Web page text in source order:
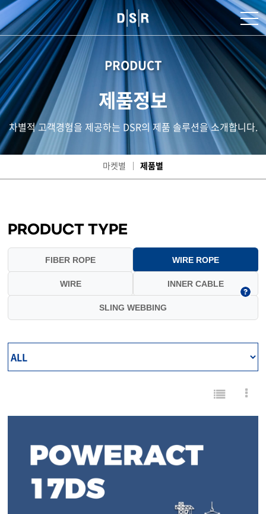
PRODUCT
제품정보
차별적 고객경험을 제공하는 DSR의 제품 솔루션을 소개합니다.
마켓별 제품별
PRODUCT TYPE
FIBER ROPE WIRE ROPE
WIRE INNER CABLE
SLING WEBBING